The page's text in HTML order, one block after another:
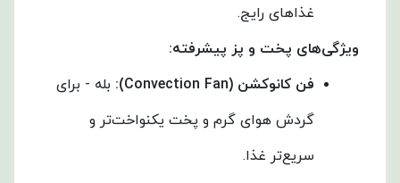
غذاهای رایج.
ویژگی‌های پخت و پز پیشرفته:
فن کانوکشن (Convection Fan):
بله - برای
گردش هوای گرم و پخت یکنواخت‌تر و
سریع‌تر غذا.